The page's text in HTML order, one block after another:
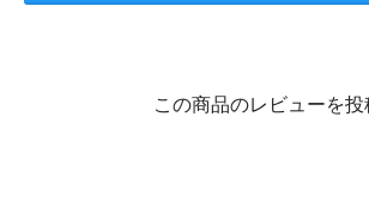
この商品のレビューを投